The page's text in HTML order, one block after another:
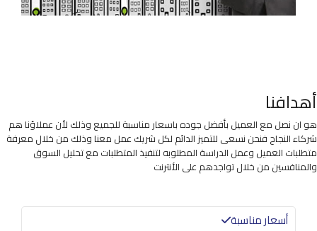
أهدافنا
هو ان نصل مع العميل بأفضل جوده باسعار مناسبة للجميع وذلك لأن عملاؤنا هم
شركاء النجاح فنحن نسعى للتميز الدائم لكل شريك عمل معنا وذلك من خلال معرفة
متطلبات العميل وعمل الدراسة المطلوبه لتنفيذ المتطلبات مع تحليل السوق
والمنافسين من خلال تواجدهم على الأنترنت
أسعار مناسبة